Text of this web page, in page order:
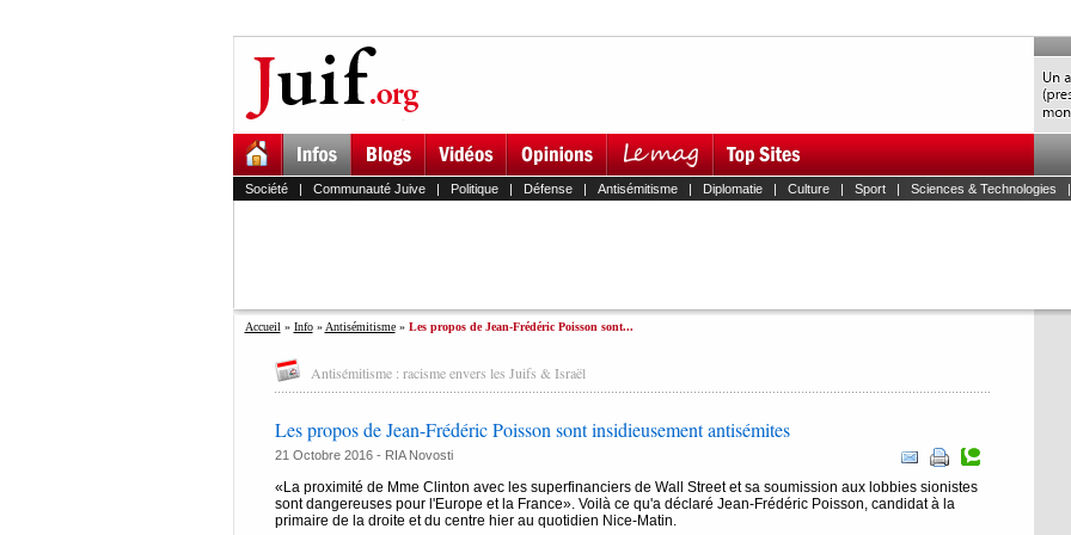
Société| Communauté Juive| Politique| Défense| Antisémitisme| Diplomatie| Culture| Sport| Sciences & Technologies
Accueil » Info» Antisémitisme» Les propos de Jean-Frédéric Poisson sont...
Antisémitisme : racisme envers les Juifs & Israël
Les propos de Jean-Frédéric Poisson sont insidieusement antisémites
21 Octobre 2016 - RIA Novosti
«La proximité de Mme Clinton avec les superfinanciers de Wall Street et sa soumission aux lobbies sionistes
sont dangereuses pour l'Europe et la France». Voilà ce qu'a déclaré Jean-Frédéric Poisson, candidat à la
primaire de la droite et du centre hier au quotidien Nice-Matin.